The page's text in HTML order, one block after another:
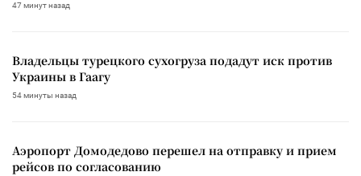
47 минут назад
Владельцы турецкого сухогруза подадут иск против
Украины в Гаагу
54 минуты назад
Аэропорт Домодедово перешел на отправку и прием
рейсов по согласованию